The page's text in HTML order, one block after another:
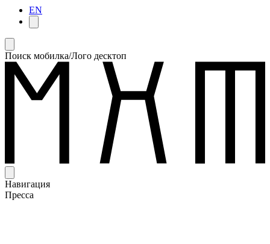
EN
Поиск мобилка/Лого десктоп
Навигация
Пресса